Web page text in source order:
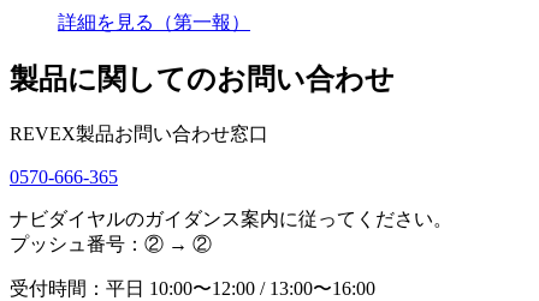
詳細を見る（第一報）
製品に関してのお問い合わせ
REVEX製品お問い合わせ窓口
0570-666-365
ナビダイヤルのガイダンス案内に従ってください。
プッシュ番号：② → ②
受付時間：平日 10:00〜12:00 / 13:00〜16:00